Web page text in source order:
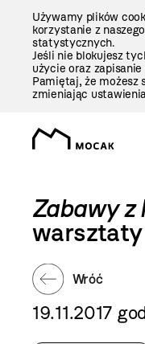
Używamy plików
korzystanie z
statystycznych.
Jeśli nie blokujesz
użycie oraz
Pamiętaj, że możesz
zmieniając
Zabawy z
warsztaty
Wróć
19.11.2017